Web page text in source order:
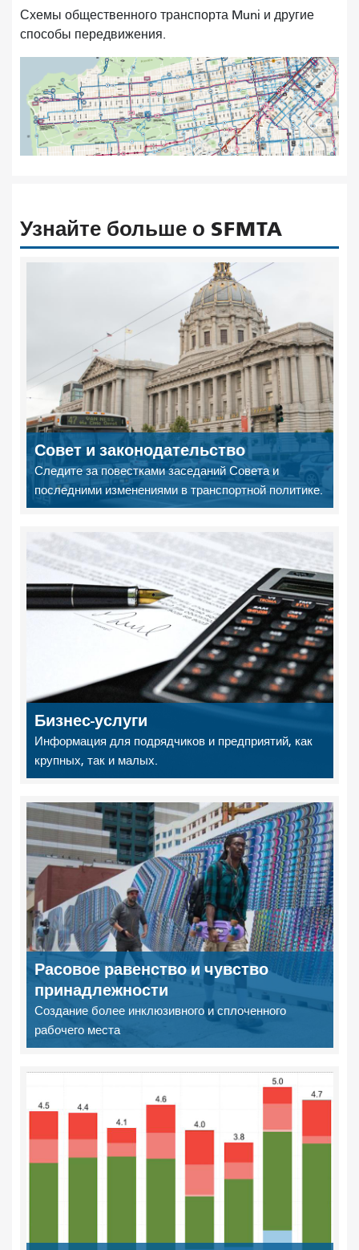
Схемы общественного транспорта Muni и другие
способы передвижения.
Узнайте больше о SFMTA
Совет и законодательство
Следите за повестками заседаний Совета и
последними изменениями в транспортной политике.
Бизнес-услуги
Информация для подрядчиков и предприятий, как
крупных, так и малых.
Расовое равенство и чувство
принадлежности
Создание более инклюзивного и сплоченного
рабочего места